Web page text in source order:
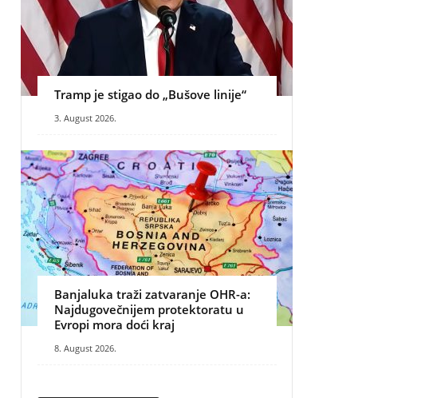
Tramp je stigao do „Bušove linije“
3. August 2026.
Banjaluka traži zatvaranje OHR-a:
Najdugovečnijem protektoratu u
Evropi mora doći kraj
8. August 2026.